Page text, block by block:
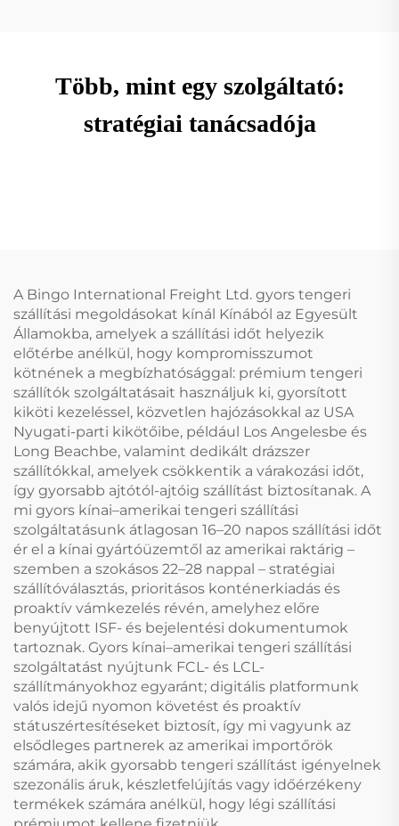
Több, mint egy szolgáltató:
stratégiai tanácsadója
A Bingo International Freight Ltd. gyors tengeri
szállítási megoldásokat kínál Kínából az Egyesült
Államokba, amelyek a szállítási időt helyezik
előtérbe anélkül, hogy kompromisszumot
kötnének a megbízhatósággal: prémium tengeri
szállítók szolgáltatásait használjuk ki, gyorsított
kiköti kezeléssel, közvetlen hajózásokkal az USA
Nyugati-parti kikötőibe, például Los Angelesbe és
Long Beachbe, valamint dedikált drázszer
szállítókkal, amelyek csökkentik a várakozási időt,
így gyorsabb ajtótól-ajtóig szállítást biztosítanak. A
mi gyors kínai–amerikai tengeri szállítási
szolgáltatásunk átlagosan 16–20 napos szállítási időt
ér el a kínai gyártóüzemtől az amerikai raktárig –
szemben a szokásos 22–28 nappal – stratégiai
szállítóválasztás, prioritásos konténerkiadás és
proaktív vámkezelés révén, amelyhez előre
benyújtott ISF- és bejelentési dokumentumok
tartoznak. Gyors kínai–amerikai tengeri szállítási
szolgáltatást nyújtunk FCL- és LCL-
szállítmányokhoz egyaránt; digitális platformunk
valós idejű nyomon követést és proaktív
státuszértesítéseket biztosít, így mi vagyunk az
elsődleges partnerek az amerikai importőrök
számára, akik gyorsabb tengeri szállítást igényelnek
szezonális áruk, készletfelújítás vagy időérzékeny
termékek számára anélkül, hogy légi szállítási